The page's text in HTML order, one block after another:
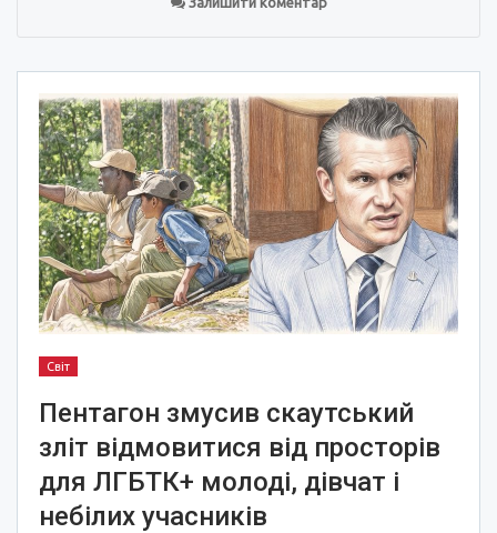
Світ
Пентагон змусив скаутський
зліт відмовитися від просторів
для ЛГБТК+ молоді, дівчат і
небілих учасників